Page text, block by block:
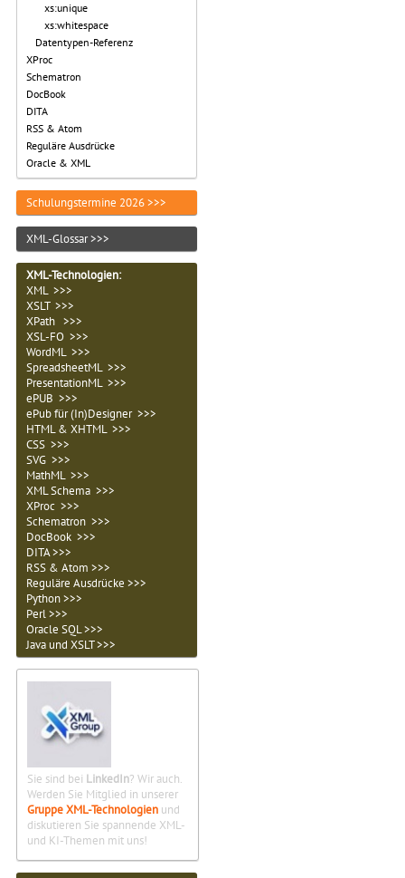
xs:unique
xs:whitespace
Datentypen-Referenz
XProc
Schematron
DocBook
DITA
RSS & Atom
Reguläre Ausdrücke
Oracle & XML
Schulungstermine 2026 >>>
XML-Glossar >>>
XML-Technologien:
XML >>>
XSLT >>>
XPath >>>
XSL-FO >>>
WordML >>>
SpreadsheetML >>>
PresentationML >>>
ePUB >>>
ePub für (In)Designer >>>
HTML & XHTML >>>
CSS >>>
SVG >>>
MathML >>>
XML Schema >>>
XProc >>>
Schematron >>>
DocBook >>>
DITA >>>
RSS & Atom >>>
Reguläre Ausdrücke >>>
Python >>>
Perl >>>
Oracle SQL >>>
Java und XSLT >>>
Sie sind bei LinkedIn? Wir auch.
Werden Sie Mitglied in unserer
Gruppe XML-Technologien und
diskutieren Sie spannende XML-
und KI-Themen mit uns!